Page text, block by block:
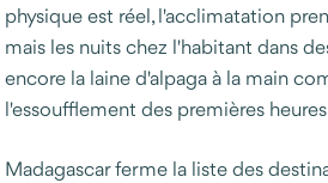
physique est réel, l'acclimatation
mais les nuits chez l'habitant dans
encore la laine d'alpaga à la main
l'essoufflement des premières
Madagascar ferme la liste des